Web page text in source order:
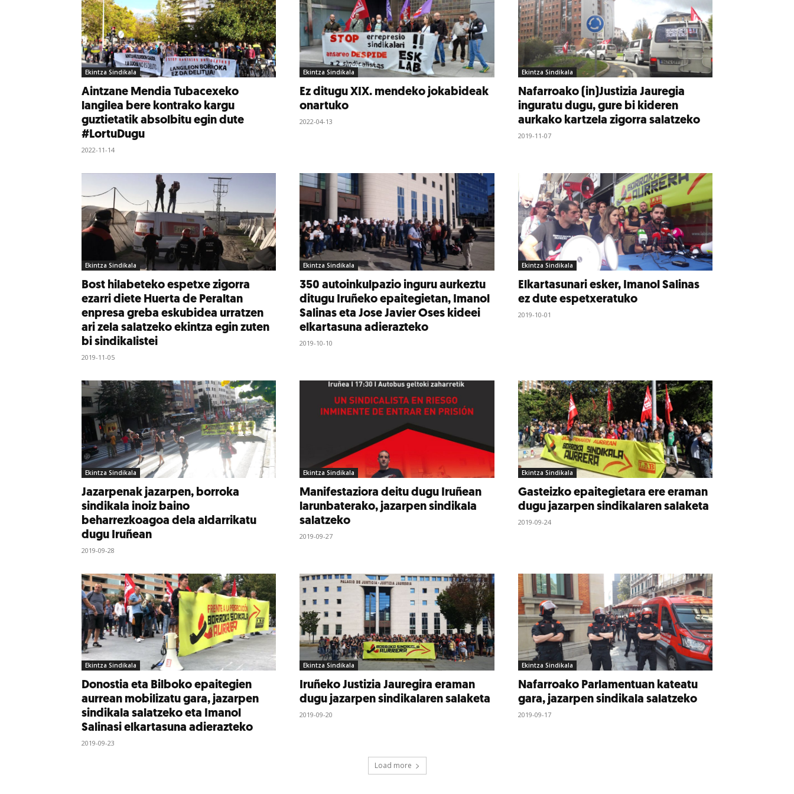
Ekintza Sindikala
Aintzane Mendia Tubacexeko
langilea bere kontrako kargu
guztietatik absolbitu egin dute
#LortuDugu
2022-11-14
Ekintza Sindikala
Ez ditugu XIX. mendeko jokabideak
onartuko
2022-04-13
Ekintza Sindikala
Nafarroako (in)Justizia Jauregia
inguratu dugu, gure bi kideren
aurkako kartzela zigorra salatzeko
2019-11-07
Ekintza Sindikala
Bost hilabeteko espetxe zigorra
ezarri diete Huerta de Peraltan
enpresa greba eskubidea urratzen
ari zela salatzeko ekintza egin zuten
bi sindikalistei
2019-11-05
Ekintza Sindikala
350 autoinkulpazio inguru aurkeztu
ditugu Iruñeko epaitegietan, Imanol
Salinas eta Jose Javier Oses kideei
elkartasuna adierazteko
2019-10-10
Ekintza Sindikala
Elkartasunari esker, Imanol Salinas
ez dute espetxeratuko
2019-10-01
Ekintza Sindikala
Jazarpenak jazarpen, borroka
sindikala inoiz baino
beharrezkoagoa dela aldarrikatu
dugu Iruñean
2019-09-28
Ekintza Sindikala
Manifestaziora deitu dugu Iruñean
larunbaterako, jazarpen sindikala
salatzeko
2019-09-27
Ekintza Sindikala
Gasteizko epaitegietara ere eraman
dugu jazarpen sindikalaren salaketa
2019-09-24
Ekintza Sindikala
Donostia eta Bilboko epaitegien
aurrean mobilizatu gara, jazarpen
sindikala salatzeko eta Imanol
Salinasi elkartasuna adierazteko
2019-09-23
Ekintza Sindikala
Iruñeko Justizia Jauregira eraman
dugu jazarpen sindikalaren salaketa
2019-09-20
Ekintza Sindikala
Nafarroako Parlamentuan kateatu
gara, jazarpen sindikala salatzeko
2019-09-17
Load more